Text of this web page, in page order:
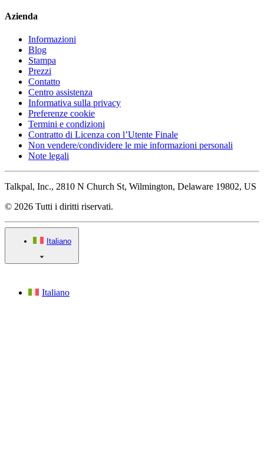
Azienda
Informazioni
Blog
Stampa
Prezzi
Contatto
Centro assistenza
Informativa sulla privacy
Preferenze cookie
Termini e condizioni
Contratto di Licenza con l’Utente Finale
Non vendere/condividere le mie informazioni personali
Note legali
Talkpal, Inc., 2810 N Church St, Wilmington, Delaware 19802, US
© 2026 Tutti i diritti riservati.
Italiano
Italiano